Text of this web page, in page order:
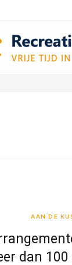
AAN DE
dan